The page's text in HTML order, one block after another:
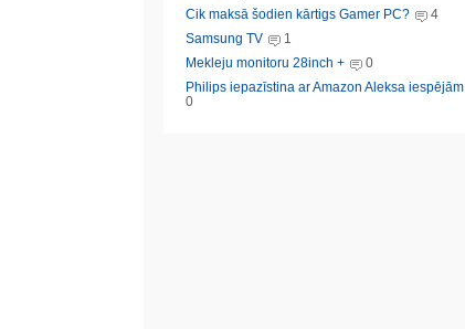
Cik maksā šodien kārtigs Gamer PC?
4
Samsung TV
1
Mekleju monitoru 28inch +
0
Philips iepazīstina ar Amazon Aleksa iespējām
0